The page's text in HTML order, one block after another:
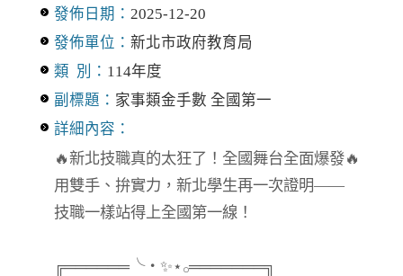
發佈日期： 2025-12-20
發佈單位： 新北市政府教育局
類 別： 114年度
副標題： 家事類金手數 全國第一
詳細內容：
🔥新北技職真的太狂了！全國舞台全面爆發🔥
用雙手、拚實力，新北學生再一次證明——
技職一樣站得上全國第一線！
╔══════╰・✨⋆𓂂═══════╗